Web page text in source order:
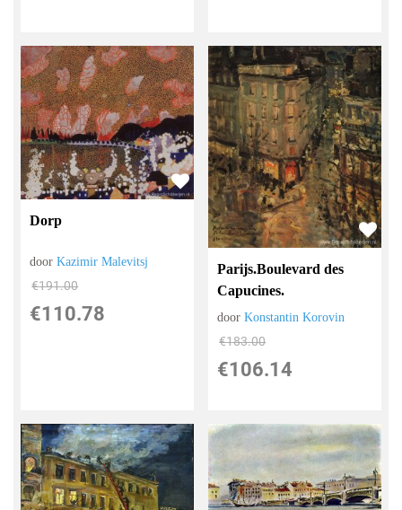
Dorp
doorKazimir Malevitsj
€191.00
€110.78
Parijs.Boulevard des
Capucines.
doorKonstantin Korovin
€183.00
€106.14